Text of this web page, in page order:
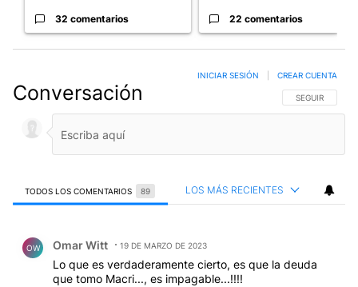
32 comentarios 22 comentarios
Conversación SIGA ESTA
SEGUIR
INICIAR SESIÓN CREAR CUENTA
TODOS LOS COMENTARIOS 89 LOS MÁS RECIENTES
OW Omar Witt 19 DE MARZO DE 2023
Lo que es verdaderamente cierto, es que la deuda
que tomo Macri..., es impagable...!!!!